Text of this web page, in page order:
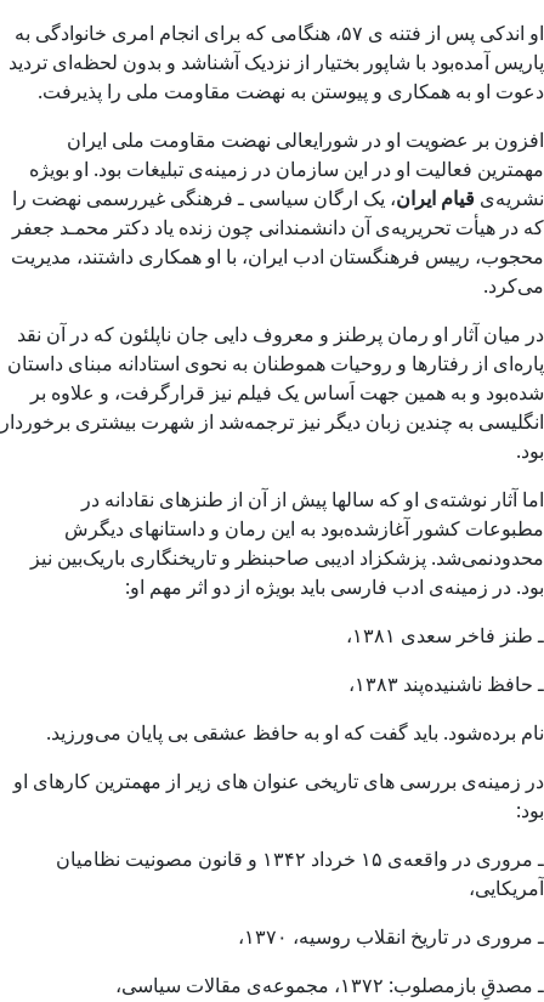
او اندکی پس از فتنه ی ۵۷، هنگامی که برای انجام امری خانوادگی به
پاریس آمده‌بود با شاپور بختیار از نزدیک آشناشد و بدون لحظه‌ای تردید
دعوت او به همکاری و پیوستن به نهضت مقاومت ملی را پذیرفت.
افزون بر عضویت او در شورایعالی نهضت مقاومت ملی ایران
مهمترین فعالیت او در این سازمان در زمینه‌ی تبلیغات بود. او بویژه
نشریه‌ی قیام ایران، یک ارگان سیاسی ـ فرهنگی غیررسمی نهضت را
که در هیأت تحریریه‌ی آن دانشمندانی چون زنده یاد دکتر محمـد جعفر
محجوب، رییس فرهنگستان ادب ایران، با او همکاری داشتند، مدیریت
می‌کرد.
در میان آثار او رمان پرطنز و معروف دایی جان ناپلئون که در آن نقد
پاره‌ای از رفتارها و روحیات هموطنان به نحوی استادانه مبنای داستان
شده‌بود و به همین جهت اَساس یک فیلم نیز قرارگرفت، و علاوه بر
انگلیسی به چندین زبان دیگر نیز ترجمه‌شد از شهرت بیشتری برخوردار
بود.
اما آثار نوشته‌ی او که سالها پیش از آن از طنزهای نقادانه در
مطبوعات کشور آغازشده‌بود به این رمان و داستانهای دیگرش
محدودنمی‌شد. پزشکزاد ادیبی صاحبنظر و تاریخنگاری باریک‌بین نیز
بود. در زمینه‌ی ادب فارسی باید بویژه از دو اثر مهم او:
ـ طنز فاخر سعدی ۱۳۸۱،
ـ حافظ ناشنیده‌پند ۱۳۸۳،
نام برده‌شود. باید گفت که او به حافظ عشقی بی پایان می‌ورزید.
در زمینه‌ی بررسی های تاریخی عنوان های زیر از مهمترین کارهای او
بود:
ـ مروری در واقعه‌ی ۱۵ خرداد ۱۳۴۲ و قانون مصونیت نظامیان
آمریکایی،
ـ مروری در تاریخ انقلاب روسیه، ۱۳۷۰،
ـ مصدقِ بازمصلوب: ۱۳۷۲، مجموعه‌ی مقالات سیاسی،